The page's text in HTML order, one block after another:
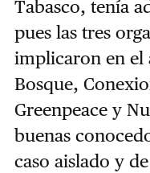
Tabasco, tenía
pues las tres
implicaron en el
Bosque,
Greenpeace y
buenas
caso aislado y